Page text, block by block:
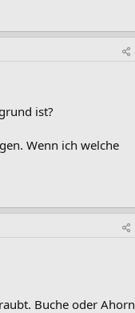
ist?
Wenn ich welche
Buche oder Ahorn